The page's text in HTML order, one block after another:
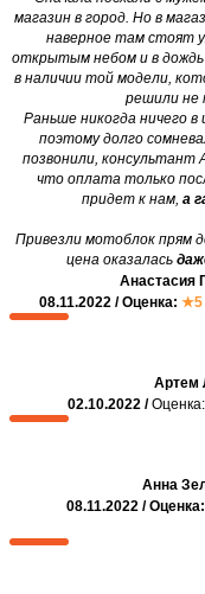
магазин в город. Но в
наверное там стоят
открытым небом и в дождь
в наличии той модели,
решили не
Раньше никогда ничего
поэтому долго
позвонили, консультант
что оплата только
придет к нам, а
Привезли мотоблок прям
цена оказалась
Анастасия
08.11.2022 / Оценка: ★5
Артем
02.10.2022 /Оценка:
Анна
08.11.2022 / Оценка: